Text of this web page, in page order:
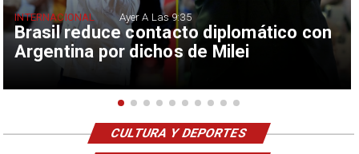
Brasil reduce contacto diplomático con
Argentina por dichos de Milei
INTERNACIONAL Ayer A Las 9:35
CULTURA Y DEPORTES